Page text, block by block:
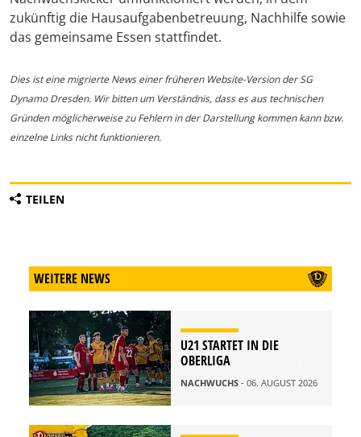
zukünftig die Hausaufgabenbetreuung, Nachhilfe sowie
das gemeinsame Essen stattfindet.
Dies ist eine migrierte News einer früheren Website-Version der SG
Dynamo Dresden. Wir bitten um Verständnis, dass es aus technischen
Gründen möglicherweise zu Fehlern in der Darstellung kommen kann bzw.
einzelne Links nicht funktionieren.
TEILEN
WEITERE NEWS
U21 STARTET IN DIE
OBERLIGA
NACHWUCHS - 06. AUGUST 2026